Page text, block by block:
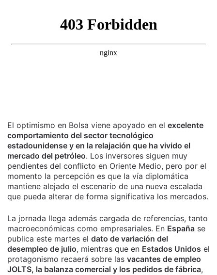
El optimismo en Bolsa viene apoyado en el excelente
comportamiento del sector tecnológico
estadounidense y en la relajación que ha vivido el
mercado del petróleo. Los inversores siguen muy
pendientes del conflicto en Oriente Medio, pero por el
momento la percepción es que la vía diplomática
mantiene alejado el escenario de una nueva escalada
que pueda alterar de forma significativa los mercados.
La jornada llega además cargada de referencias, tanto
macroeconómicas como empresariales. En España se
publica este martes el dato de variación del
desempleo de julio, mientras que en Estados Unidos el
protagonismo recaerá sobre las vacantes de empleo
JOLTS, la balanza comercial y los pedidos de fábrica,